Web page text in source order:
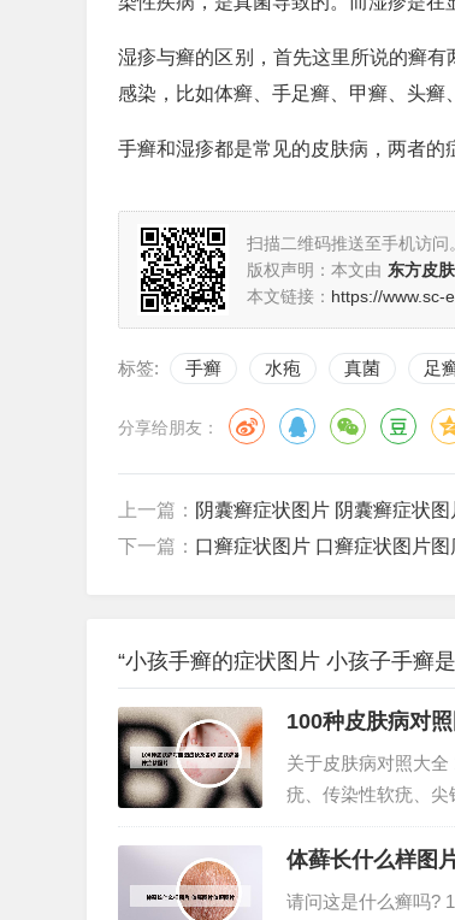
湿疹与癣的区别，首先这里所说的癣
感染，比如体癣、手足癣、甲癣、头癣
手癣和湿疹都是常见的皮肤病，两者的
扫描二维码推送至手机访问。
版权声明：本文由 东方皮
本文链接： https://www.sc-
标签: 手癣 水疱 真菌 足
分享给朋友：
上一篇： 阴囊癣症状图片 阴囊癣症状图
下一篇： 口癣症状图片 口癣症状图片图
“小孩手癣的症状图片 小孩子手癣
100种皮肤病对
关于皮肤病对照大
疣、传染性软疣、
炎、疖、痈、蜂窝
肤是人体最大的器官
体藓长什么样图
请问这是什么癣吗?